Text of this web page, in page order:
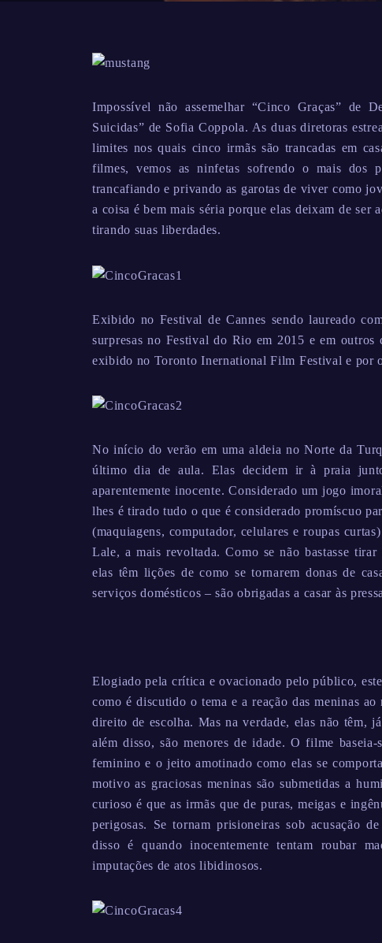
Impossível não assemelhar “Cinco Graças” de
Suicidas” de Sofia Coppola. As duas diretoras
limites nos quais cinco irmãs são trancadas em
filmes, vemos as ninfetas sofrendo o mais dos
trancafiando e privando as garotas de viver como
a coisa é bem mais séria porque elas deixam de ser
tirando suas liberdades.
Exibido no Festival de Cannes sendo laureado
surpresas no Festival do Rio em 2015 e em
exibido no Toronto Inernational Film Festival e por
No início do verão em uma aldeia no Norte da
último dia de aula. Elas decidem ir à praia
aparentemente inocente. Considerado um jogo
lhes é tirado tudo o que é considerado promíscuo
(maquiagens, computador, celulares e roupas
Lale, a mais revoltada. Como se não bastasse
elas têm lições de como se tornarem donas de
serviços domésticos – são obrigadas a casar às
Elogiado pela crítica e ovacionado pelo público,
como é discutido o tema e a reação das meninas
direito de escolha. Mas na verdade, elas não têm,
além disso, são menores de idade. O filme
feminino e o jeito amotinado como elas se
motivo as graciosas meninas são submetidas a
curioso é que as irmãs que de puras, meigas e
perigosas. Se tornam prisioneiras sob acusação
disso é quando inocentemente tentam roubar
imputações de atos libidinosos.